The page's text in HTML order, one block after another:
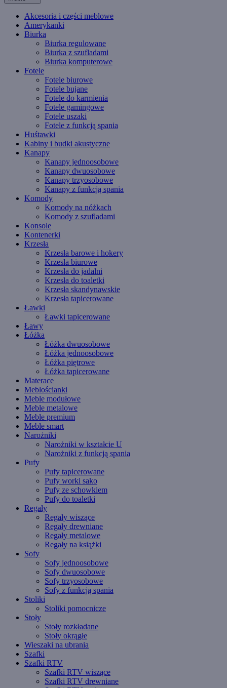
Akcesoria i części meblowe
Amerykanki
Biurka
Biurka regulowane
Biurka z szufladami
Biurka komputerowe
Fotele
Fotele biurowe
Fotele bujane
Fotele do karmienia
Fotele gamingowe
Fotele uszaki
Fotele z funkcją spania
Huśtawki
Kabiny i budki akustyczne
Kanapy
Kanapy jednoosobowe
Kanapy dwuosobowe
Kanapy trzyosobowe
Kanapy z funkcją spania
Komody
Komody na nóżkach
Komody z szufladami
Konsole
Kontenerki
Krzesła
Krzesła barowe i hokery
Krzesła biurowe
Krzesła do jadalni
Krzesła do toaletki
Krzesła skandynawskie
Krzesła tapicerowane
Ławki
Ławki tapicerowane
Ławy
Łóżka
Łóżka dwuosobowe
Łóżka jednoosobowe
Łóżka piętrowe
Łóżka tapicerowane
Materace
Meblościanki
Meble modułowe
Meble metalowe
Meble premium
Meble smart
Narożniki
Narożniki w kształcie U
Narożniki z funkcją spania
Pufy
Pufy tapicerowane
Pufy worki sako
Pufy ze schowkiem
Pufy do toaletki
Regały
Regały wiszące
Regały drewniane
Regały metalowe
Regały na książki
Sofy
Sofy jednoosobowe
Sofy dwuosobowe
Sofy trzyosobowe
Sofy z funkcją spania
Stoliki
Stoliki pomocnicze
Stoły
Stoły rozkładane
Stoły okrągłe
Wieszaki na ubrania
Szafki
Szafki RTV
Szafki RTV wiszące
Szafki RTV drewniane